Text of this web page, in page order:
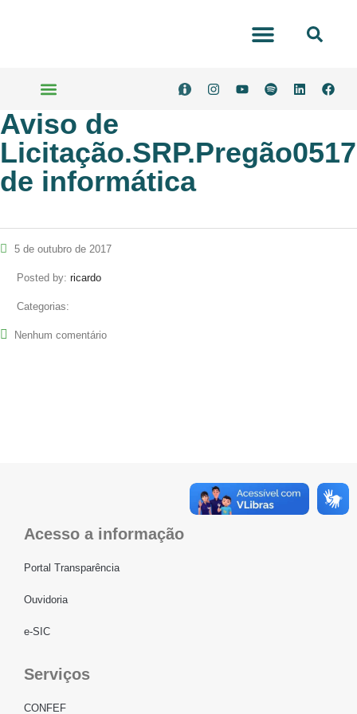
Aviso de
de informática
5 de outubro de 2017
Posted by: ricardo
Categorias:
Nenhum comentário
Acesso a informação
Portal Transparência
Ouvidoria
e-SIC
Serviços
CONFEF